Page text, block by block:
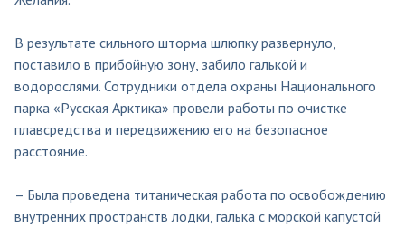
В результате сильного шторма шлюпку развернуло,
поставило в прибойную зону, забило галькой и
водорослями. Сотрудники отдела охраны Национального
парка «Русская Арктика» провели работы по очистке
плавсредства и передвижению его на безопасное
расстояние.
– Была проведена титаническая работа по освобождению
внутренних пространств лодки, галька с морской капустой